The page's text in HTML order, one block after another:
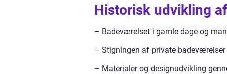
Historisk udvikling
– Badeværelset i gamle dage og
– Stigningen af private
– Materialer og designudvikling